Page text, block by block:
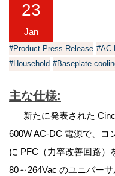
23
Jan
#Product Press Release
#Household #Baseplate-
主な仕様:
新たに発表された
600W AC-DC 電源で、コ
に PFC（力率改善回路）
80～264Vac のユニバー